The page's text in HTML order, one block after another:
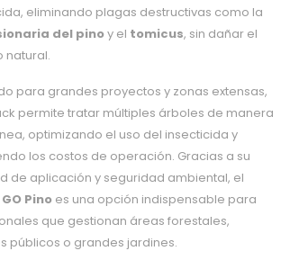
eliminando plagas destructivas como la
del pinoy el tomicus, sin dañar el
natural.
para grandes proyectos y zonas extensas,
permite tratar múltiples árboles de manera
optimizando el uso del insecticida y
los costos de operación. Gracias a su
de aplicación y seguridad ambiental, el
Pinoes una opción indispensable para
que gestionan áreas forestales,
públicos o grandes jardines.